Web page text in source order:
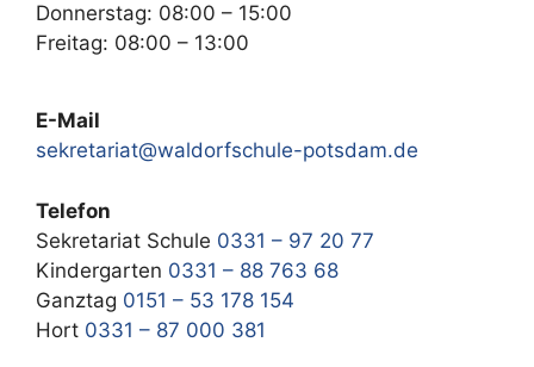
Donnerstag: 08:00 – 15:00
Freitag: 08:00 – 13:00
E-Mail
sekretariat@waldorfschule-potsdam.de
Telefon
Sekretariat Schule 0331 – 97 20 77
Kindergarten 0331 – 88 763 68
Ganztag 0151 – 53 178 154
Hort 0331 – 87 000 381